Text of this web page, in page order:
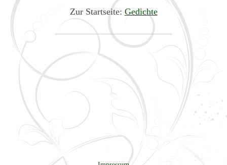
Zur Startseite: Gedichte